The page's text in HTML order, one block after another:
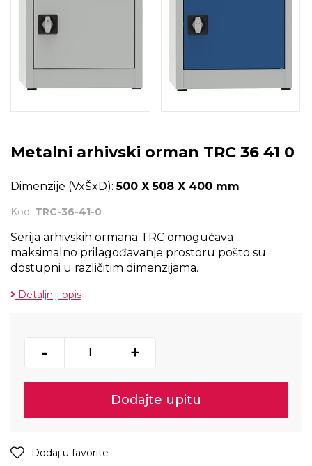
Metalni arhivski orman TRC 36 41 0
Dimenzije (VxŠxD):500 X 508 X 400 mm
Kod: TRC-36-41-0
Serija arhivskih ormana TRC omogućava
maksimalno prilagođavanje prostoru pošto su
dostupni u različitim dimenzijama.
Detaljniji opis
- +
Dodajte upitu
Dodaj u favorite